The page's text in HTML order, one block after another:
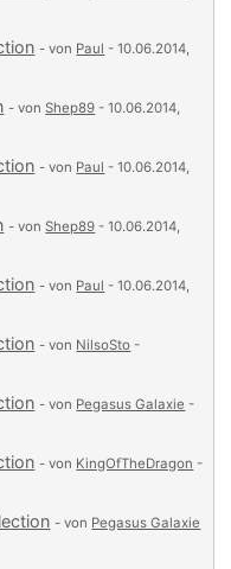
- von Paul - 10.06.2014,
- vonShep89 - 10.06.2014,
- von Paul - 10.06.2014,
- vonShep89 - 10.06.2014,
- von Paul - 10.06.2014,
- von NilsoSto -
- von Pegasus Galaxie -
- von KingOfTheDragon -
- von Pegasus Galaxie